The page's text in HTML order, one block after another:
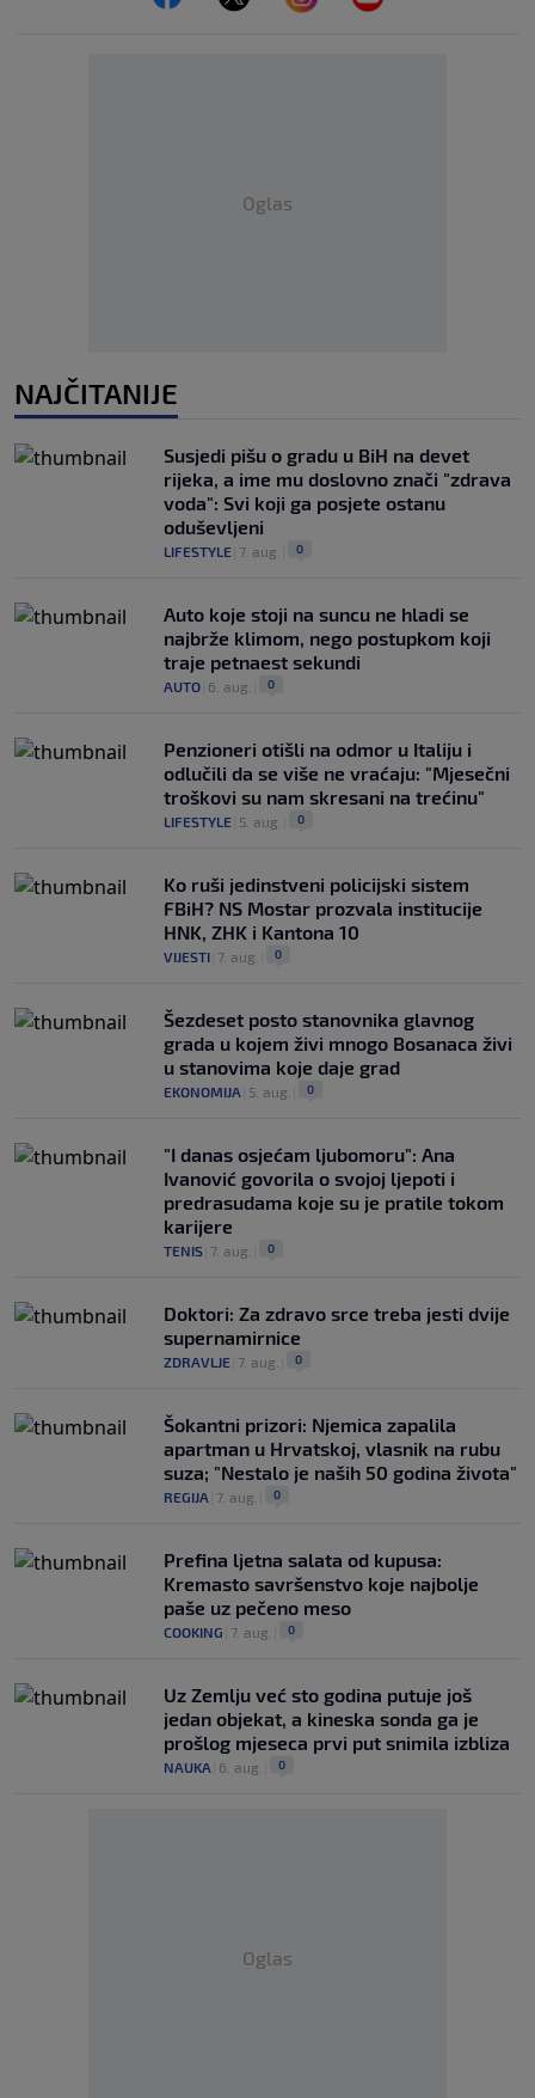
Oglas
NAJČITANIJE
Susjedi pišu o gradu u BiH na devet
rijeka, a ime mu doslovno znači "zdrava
voda": Svi koji ga posjete ostanu
oduševljeni
LIFESTYLE 7. aug. 0
Auto koje stoji na suncu ne hladi se
najbrže klimom, nego postupkom koji
traje petnaest sekundi
AUTO 6. aug. 0
Penzioneri otišli na odmor u Italiju i
odlučili da se više ne vraćaju: "Mjesečni
troškovi su nam skresani na trećinu"
LIFESTYLE 5. aug. 0
Ko ruši jedinstveni policijski sistem
FBiH? NS Mostar prozvala institucije
HNK, ZHK i Kantona 10
VIJESTI 7. aug. 0
Šezdeset posto stanovnika glavnog
grada u kojem živi mnogo Bosanaca živi
u stanovima koje daje grad
EKONOMIJA 5. aug. 0
"I danas osjećam ljubomoru": Ana
Ivanović govorila o svojoj ljepoti i
predrasudama koje su je pratile tokom
karijere
TENIS 7. aug. 0
Doktori: Za zdravo srce treba jesti dvije
supernamirnice
ZDRAVLJE 7. aug. 0
Šokantni prizori: Njemica zapalila
apartman u Hrvatskoj, vlasnik na rubu
suza; "Nestalo je naših 50 godina života"
REGIJA 7. aug. 0
Prefina ljetna salata od kupusa:
Kremasto savršenstvo koje najbolje
paše uz pečeno meso
COOKING 7. aug. 0
Uz Zemlju već sto godina putuje još
jedan objekat, a kineska sonda ga je
prošlog mjeseca prvi put snimila izbliza
NAUKA 6. aug. 0
Oglas